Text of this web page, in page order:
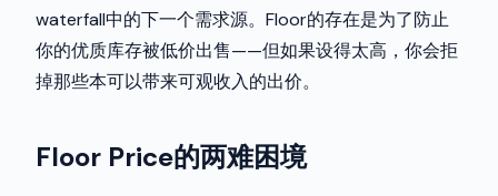
waterfall中的下一个需求源。Floor的存在是为了防止
你的优质库存被低价出售——但如果设得太高，你会拒
掉那些本可以带来可观收入的出价。
Floor Price的两难困境